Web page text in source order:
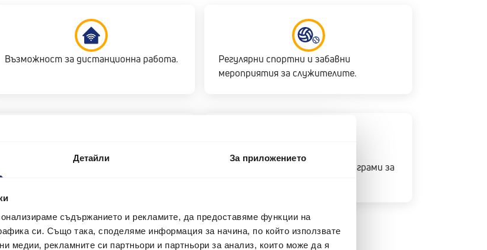
Детайли За приложението
съдържанието и рекламите, да предоставяме функции на
си. Също така, споделяме информация за начина, по който използвате
медии, рекламните си партньори и партньори за анализ, които може да я
Възможност за дистанционна работа.
Регулярни спортни и забавни
мероприятия за служителите.
Плодове и напитки в офиса.
Професионални обучения и програми за